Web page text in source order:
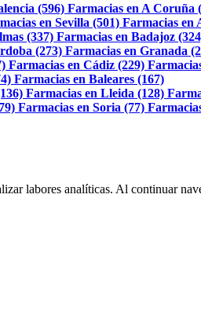
(596) Farmacias en A Coruña
en Sevilla (501) Farmacias en
(337) Farmacias en Badajoz
(273) Farmacias en Granada
Farmacias en Cádiz (229)
Farmacias en Baleares (167)
Farmacias en Lleida (128)
Farmacias en Soria (77)
labores analíticas. Al continuar